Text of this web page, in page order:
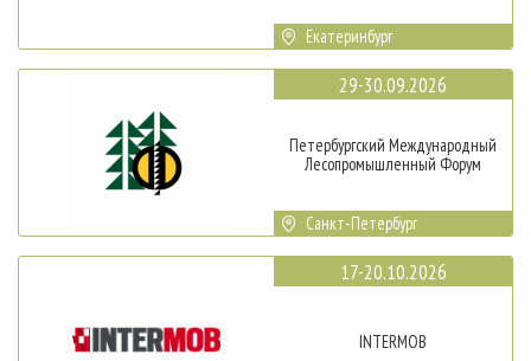
Екатеринбург
29-30.09.2026
Петербургский Международный
Лесопромышленный Форум
Санкт-Петербург
17-20.10.2026
INTERMOB